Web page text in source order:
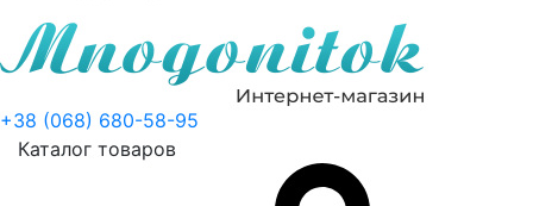
+38 (068) 680-58-95
Каталог товаров